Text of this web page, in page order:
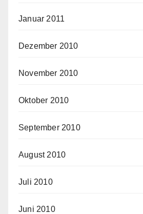
Januar 2011
Dezember 2010
November 2010
Oktober 2010
September 2010
August 2010
Juli 2010
Juni 2010